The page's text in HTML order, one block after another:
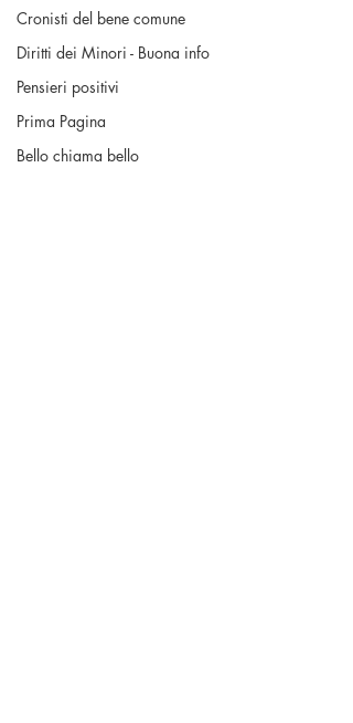
Cronisti del bene comune
Diritti dei Minori - Buona info
Pensieri positivi
Prima Pagina
Bello chiama bello